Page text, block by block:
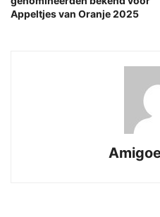
Appeltjes van Oranje 2025